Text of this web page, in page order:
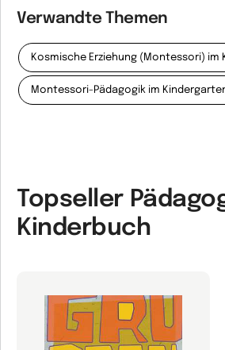
Verwandte Themen
Kosmische Erziehung (Montessori) im
Montessori-Pädagogik im
Topseller
Kinderbuch